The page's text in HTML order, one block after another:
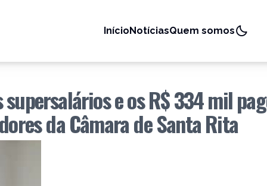
InícioNotíciasQuem somos
e os R$ 334 mil
da Câmara de Santa Rita